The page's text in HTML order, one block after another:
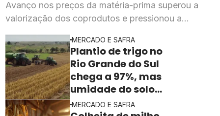
Avanço nos preços da matéria-prima superou a
valorização dos coprodutos e pressionou a
segundo o ImeaMERCADO E SAFRA
Plantio de trigo no
Rio Grande do Sul
chega a 97%, mas
umidade do solo
ainda freia o ritmo
MERCADO E SAFRA